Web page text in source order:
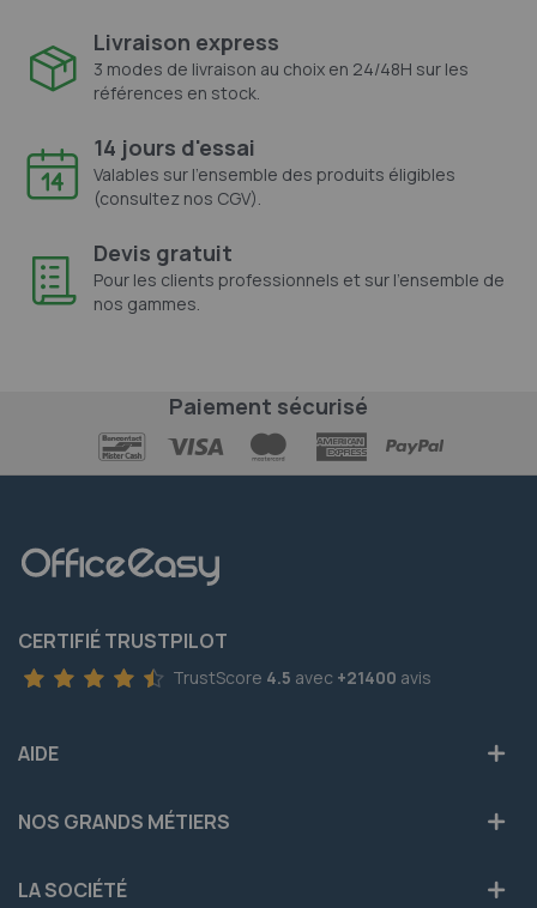
Livraison express
3 modes de livraison au choix en 24/48H sur les
références en stock.
14 jours d'essai
Valables sur l'ensemble des produits éligibles
(consultez nos CGV).
Devis gratuit
Pour les clients professionnels et sur l'ensemble de
nos gammes.
Paiement sécurisé
CERTIFIÉ TRUSTPILOT
TrustScore 4.5 avec +21400 avis
AIDE
NOS GRANDS MÉTIERS
LA SOCIÉTÉ